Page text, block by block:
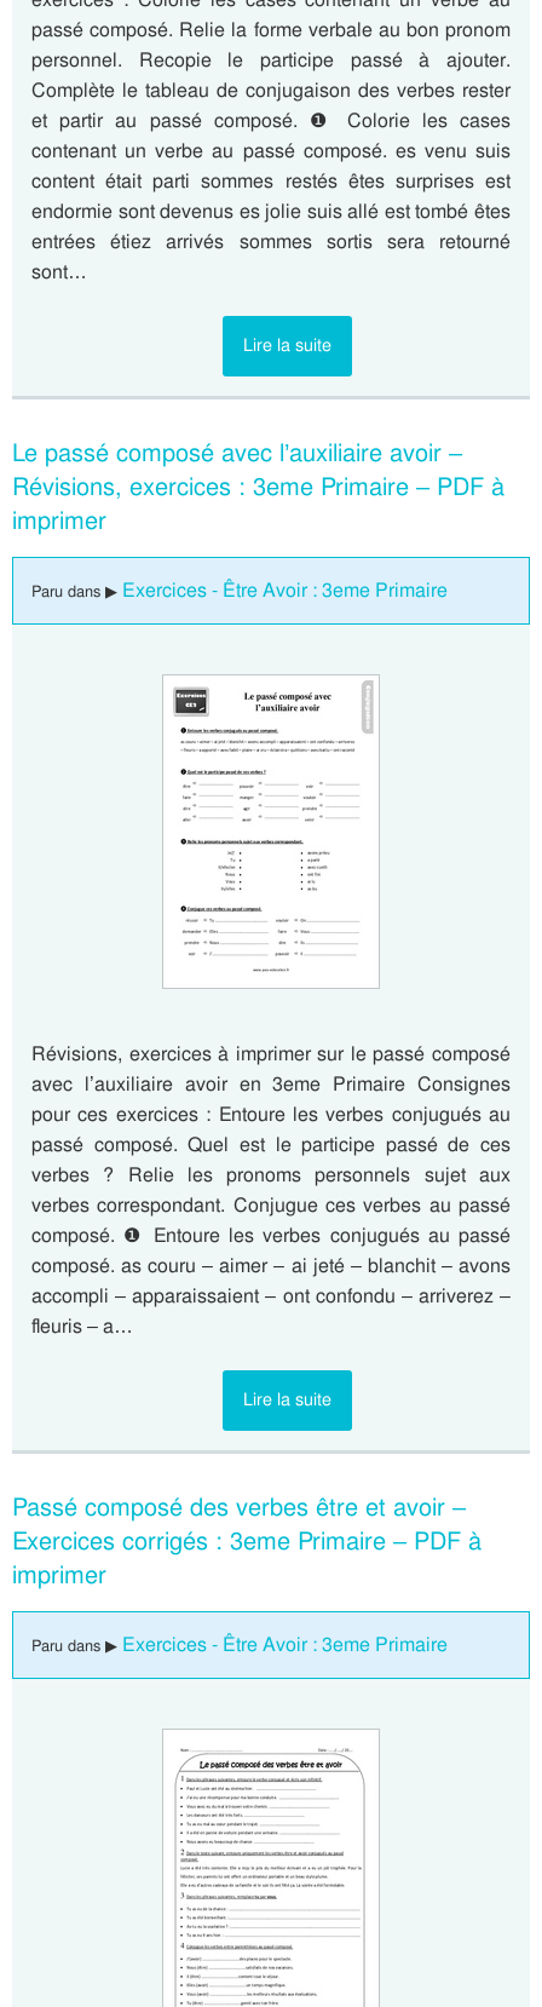
passé composé. Relie la forme verbale au bon pronom
personnel. Recopie le participe passé à ajouter.
Complète le tableau de conjugaison des verbes rester
et partir au passé composé. ❶ Colorie les cases
contenant un verbe au passé composé. es venu suis
content était parti sommes restés êtes surprises est
endormie sont devenus es jolie suis allé est tombé êtes
entrées étiez arrivés sommes sortis sera retourné
sont…
Lire la suite
Le passé composé avec l’auxiliaire avoir –
Révisions, exercices : 3eme Primaire – PDF à
imprimer
Paru dans ▶ Exercices - Être Avoir : 3eme Primaire
Révisions, exercices à imprimer sur le passé composé
avec l’auxiliaire avoir en 3eme Primaire Consignes
pour ces exercices : Entoure les verbes conjugués au
passé composé. Quel est le participe passé de ces
verbes ? Relie les pronoms personnels sujet aux
verbes correspondant. Conjugue ces verbes au passé
composé. ❶ Entoure les verbes conjugués au passé
composé. as couru – aimer – ai jeté – blanchit – avons
accompli – apparaissaient – ont confondu – arriverez –
fleuris – a…
Lire la suite
Passé composé des verbes être et avoir –
Exercices corrigés : 3eme Primaire – PDF à
imprimer
Paru dans ▶ Exercices - Être Avoir : 3eme Primaire